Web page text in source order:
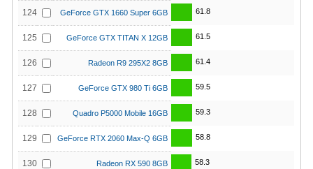
124 GeForce GTX 1660 Super 6GB 61.8
125 GeForce GTX TITAN X 12GB 61.5
126 Radeon R9 295X2 8GB 61.4
127 GeForce GTX 980 Ti 6GB 59.5
128 Quadro P5000 Mobile 16GB 59.3
129 GeForce RTX 2060 Max-Q 6GB 58.8
130 Radeon RX 590 8GB 58.3